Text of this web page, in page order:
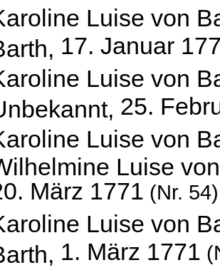
Luise von
17. Januar
Luise von
25.
Luise von
Luise
März 1771 (Nr. 54)
Luise von
1. März 1771